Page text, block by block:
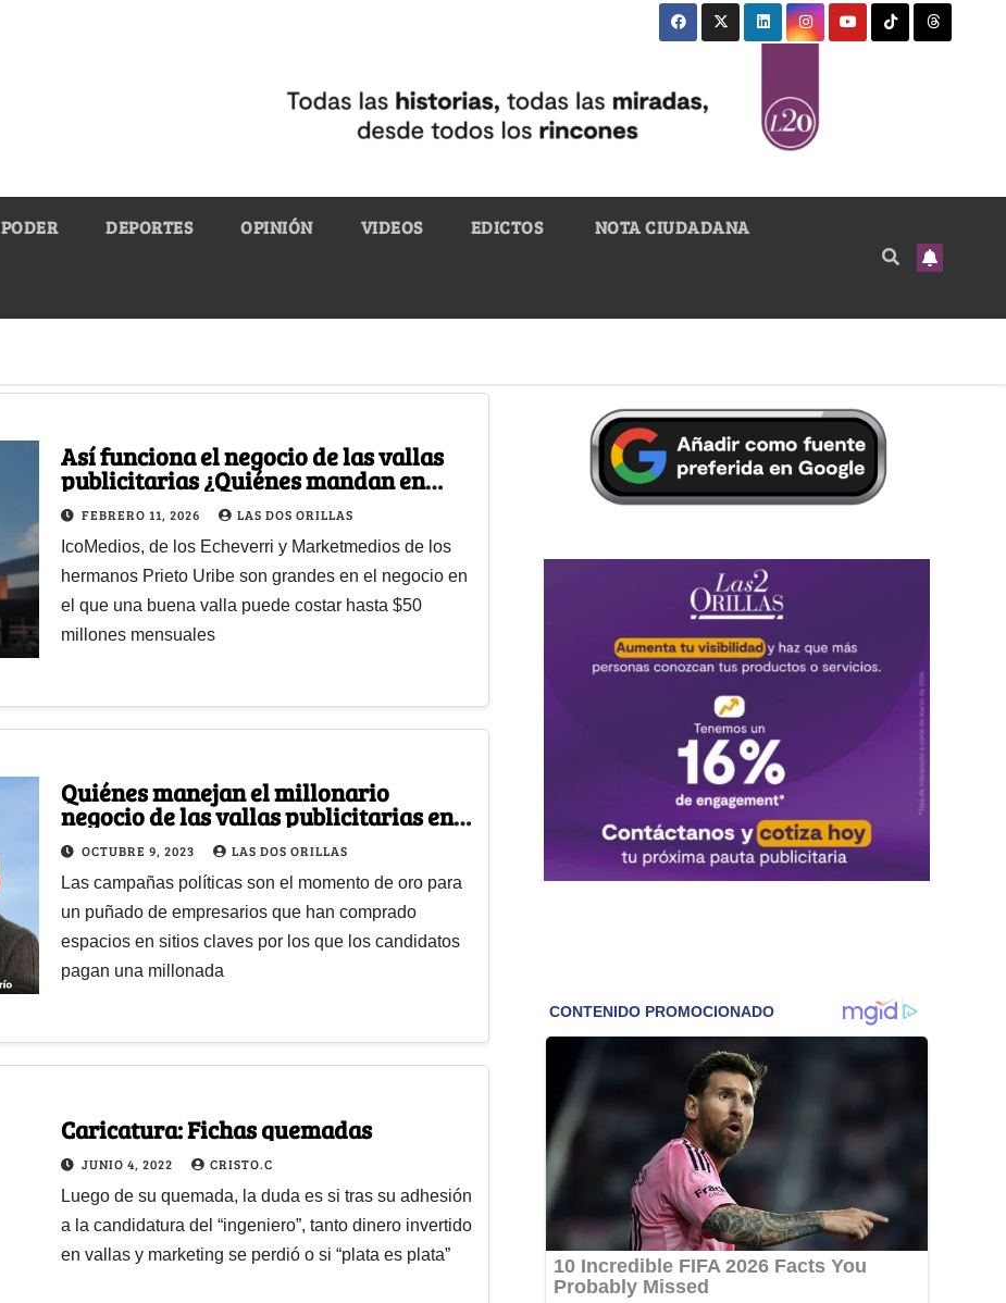
PODER DEPORTES OPINIÓN VIDEOS EDICTOS NOTA CIUDADANA
Así funciona el negocio de las vallas
publicitarias ¿Quiénes mandan en
Bogotá?
FEBRERO 11, 2026 LAS DOS ORILLAS
IcoMedios, de los Echeverri y Marketmedios de los
hermanos Prieto Uribe son grandes en el negocio en
el que una buena valla puede costar hasta $50
millones mensuales
Quiénes manejan el millonario
negocio de las vallas publicitarias en
Colombia
OCTUBRE 9, 2023 LAS DOS ORILLAS
Las campañas políticas son el momento de oro para
un puñado de empresarios que han comprado
espacios en sitios claves por los que los candidatos
pagan una millonada
Caricatura: Fichas quemadas
JUNIO 4, 2022 CRISTO.C
Luego de su quemada, la duda es si tras su adhesión
a la candidatura del “ingeniero”, tanto dinero invertido
en vallas y marketing se perdió o si “plata es plata”